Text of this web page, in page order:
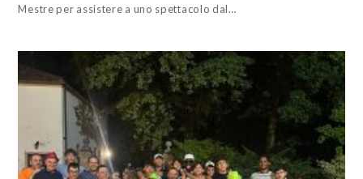
Mestre per assistere a uno spettacolo dal…